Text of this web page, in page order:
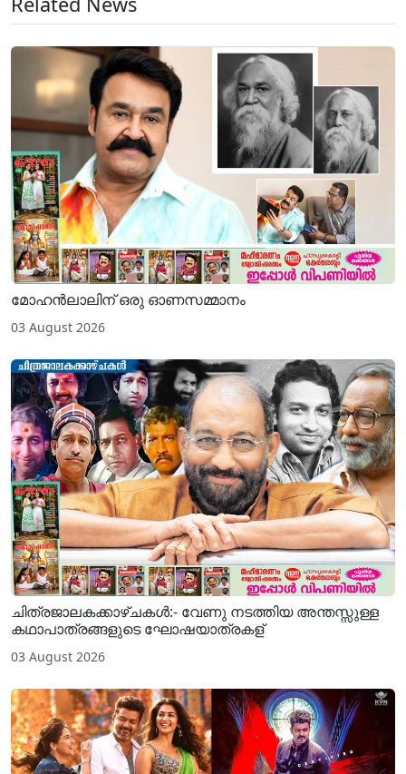
മോഹന്‍ലാലിന് ഒരു ഓണസമ്മാനം
03 August 2026
ചിത്രജാലകക്കാഴ്ചകള്‍:- വേണു നടത്തിയ അന്തസ്സുള്ള
കഥാപാത്രങ്ങളുടെ ഘോഷയാത്രകള്
03 August 2026